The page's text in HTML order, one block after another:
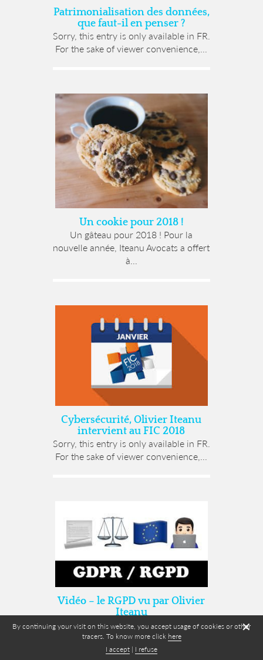
✕
By continuing your visit on this website, you accept usage of cookies or other
tracers. To know more click here
I accept | I refuse
Patrimonialisation des données,
que faut-il en penser ?
Sorry, this entry is only available in FR.
For the sake of viewer convenience,...
Un cookie pour 2018 !
Un gâteau pour 2018 ! Pour la
nouvelle année, Iteanu Avocats a offert
à...
Cybersécurité, Olivier Iteanu
intervient au FIC 2018
Sorry, this entry is only available in FR.
For the sake of viewer convenience,...
Vidéo – le RGPD vu par Olivier
Iteanu
Sorry, this entry is only available in FR.
For the sake of viewer convenience,...